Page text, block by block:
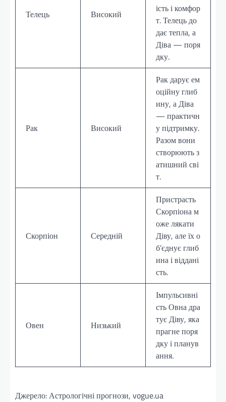
Телець Високий
ість і комфор
т. Телець до
дає тепла, а
Діва — поря
дку.
Рак Високий
Рак дарує ем
оційну глиб
ину, а Діва
— практичн
у підтримку.
Разом вони
створюють з
атишний сві
т.
Скорпіон Середній
Пристрасть
Скорпіона м
оже лякати
Діву, але їх о
б’єднує глиб
ина і віддані
сть.
Овен Низький
Імпульсивні
сть Овна дра
тує Діву, яка
прагне поря
дку і планув
ання.
Джерело: Астрологічні прогнози, vogue.ua